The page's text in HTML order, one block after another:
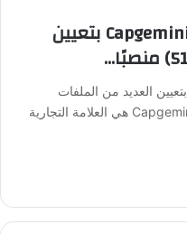
تقوم شركة Capgemini Engineering بتعيين
تقوم شركة Capgemini Engineering بتعيين العديد من الملفات
الشخصية (51) منصبًا… Capgemini Engineering هي العلامة التجارية